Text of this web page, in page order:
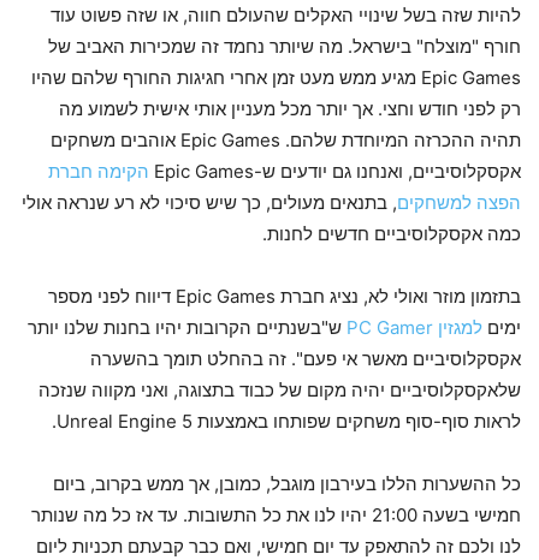
להיות שזה בשל שינויי האקלים שהעולם חווה, או שזה פשוט עוד
חורף "מוצלח" בישראל. מה שיותר נחמד זה שמכירות האביב של
Epic Games מגיע ממש מעט זמן אחרי חגיגות החורף שלהם שהיו
רק לפני חודש וחצי. אך יותר מכל מעניין אותי אישית לשמוע מה
תהיה ההכרזה המיוחדת שלהם. Epic Games אוהבים משחקים
אקסקלוסיביים, ואנחנו גם יודעים ש-Epic Games
הקימה חברת
הפצה למשחקים, בתנאים מעולים, כך שיש סיכוי לא רע שנראה אולי
כמה אקסקלוסיביים חדשים לחנות.
בתזמון מוזר ואולי לא, נציג חברת Epic Games דיווח לפני מספר
ימים למגזין PC Gamer
ש"בשנתיים הקרובות יהיו בחנות שלנו יותר
אקסקלוסיביים מאשר אי פעם". זה בהחלט תומך בהשערה
שלאקסקלוסיביים יהיה מקום של כבוד בתצוגה, ואני מקווה שנזכה
לראות סוף-סוף משחקים שפותחו באמצעות Unreal Engine 5.
כל ההשערות הללו בעירבון מוגבל, כמובן, אך ממש בקרוב, ביום
חמישי בשעה 21:00 יהיו לנו את כל התשובות. עד אז כל מה שנותר
לנו ולכם זה להתאפק עד יום חמישי, ואם כבר קבעתם תכניות ליום